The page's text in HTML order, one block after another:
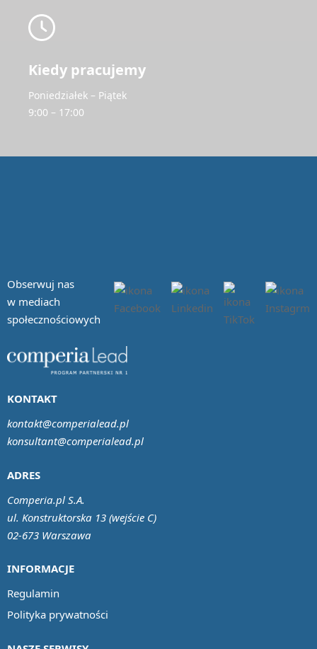
Kiedy pracujemy
Poniedziałek – Piątek
9:00 – 17:00
Obserwuj nas
w mediach
społecznościowych
INFORMACJE
Regulamin
Polityka prywatności
ADRES
Comperia.pl S.A.
ul. Konstruktorska 13 (wejście C)
02-673 Warszawa
KONTAKT
kontakt@comperialead.pl
konsultant@comperialead.pl